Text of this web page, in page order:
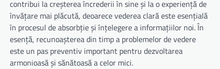
contribui la creșterea încrederii în sine și la o experiență de
învățare mai plăcută, deoarece vederea clară este esențială
în procesul de absorbție și înțelegere a informațiilor noi. În
esență, recunoașterea din timp a problemelor de vedere
este un pas preventiv important pentru dezvoltarea
armonioasă și sănătoasă a celor mici.